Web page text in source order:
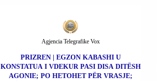
PRIZREN | EGZON KABASHI U
KONSTATUA I VDEKUR PASI DISA DITËSH
AGONIE; PO HETOHET PËR VRASJE;
Agjencia Telegrafike Vox